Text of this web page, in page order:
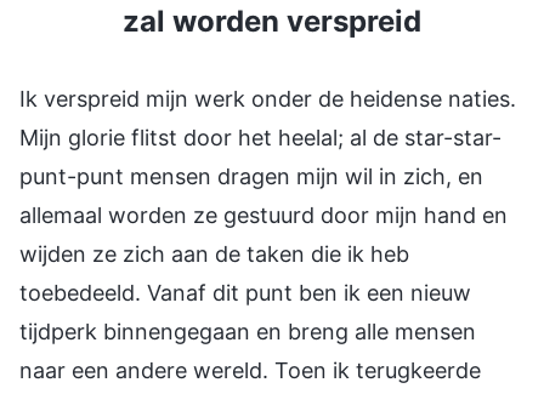
zal worden verspreid
Ik verspreid mijn werk onder de heidense naties.
Mijn glorie flitst door het heelal; al de star-star-
punt-punt mensen dragen mijn wil in zich, en
allemaal worden ze gestuurd door mijn hand en
wijden ze zich aan de taken die ik heb
toebedeeld. Vanaf dit punt ben ik een nieuw
tijdperk binnengegaan en breng alle mensen
naar een andere wereld. Toen ik terugkeerde